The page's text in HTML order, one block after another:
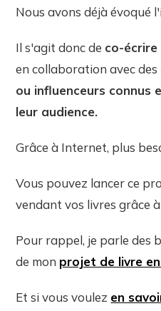
Nous avons déjà évoqué
Il s'agit donc de co-
en collaboration avec des
ou influenceurs connus
leur audience.
Grâce à Internet, plus
Vous pouvez lancer ce
vendant vos livres grâce
Pour rappel, je parle des
de mon projet de livre
Et si vous voulez en